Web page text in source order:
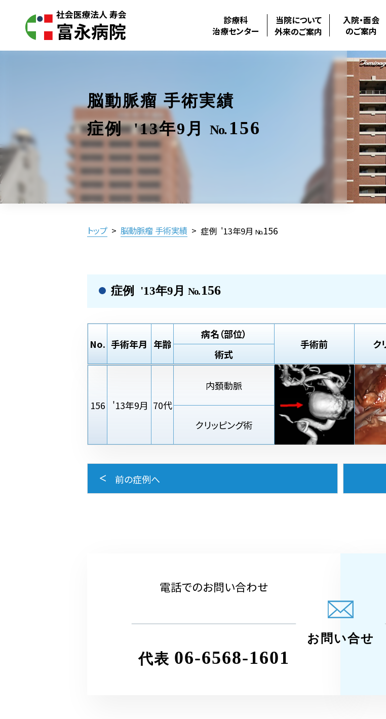
診療科
治療センター
当院について
外来のご案内
入院・面会
のご案内
脳動脈瘤 手術実績
症例 '13年9月
No. 156
トップ > 脳動脈瘤 手術実績 > 症例 '13年9月No.156
症例 '13年9月 No.156
No. 手術年月 年齢
病名（部位）
術式
手術前 ク
156 '13年9月 70代
内頚動脈
クリッピング術
前の症例へ
電話でのお問い合わせ
代表 06-6568-1601
お問い合せ